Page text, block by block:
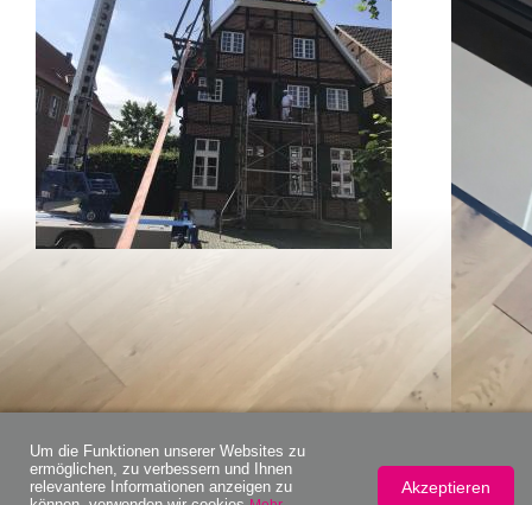
Um die Funktionen unserer Websites zu
ermöglichen, zu verbessern und Ihnen
relevantere Informationen anzeigen zu
Akzeptieren